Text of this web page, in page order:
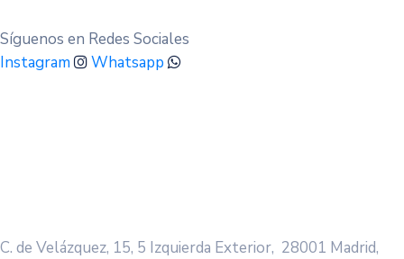
Síguenos en Redes Sociales
Instagram
Whatsapp
C. de Velázquez, 15, 5 Izquierda Exterior, 28001 Madrid,